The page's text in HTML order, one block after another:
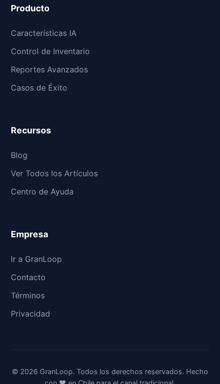
Producto
Características IA
Control de Inventario
Reportes Avanzados
Casos de Éxito
Recursos
Blog
Ver Todos los Artículos
Centro de Ayuda
Empresa
Ir a GranLoop
Contacto
Términos
Privacidad
© 2026 GranLoop. Todos los derechos reservados. Hecho